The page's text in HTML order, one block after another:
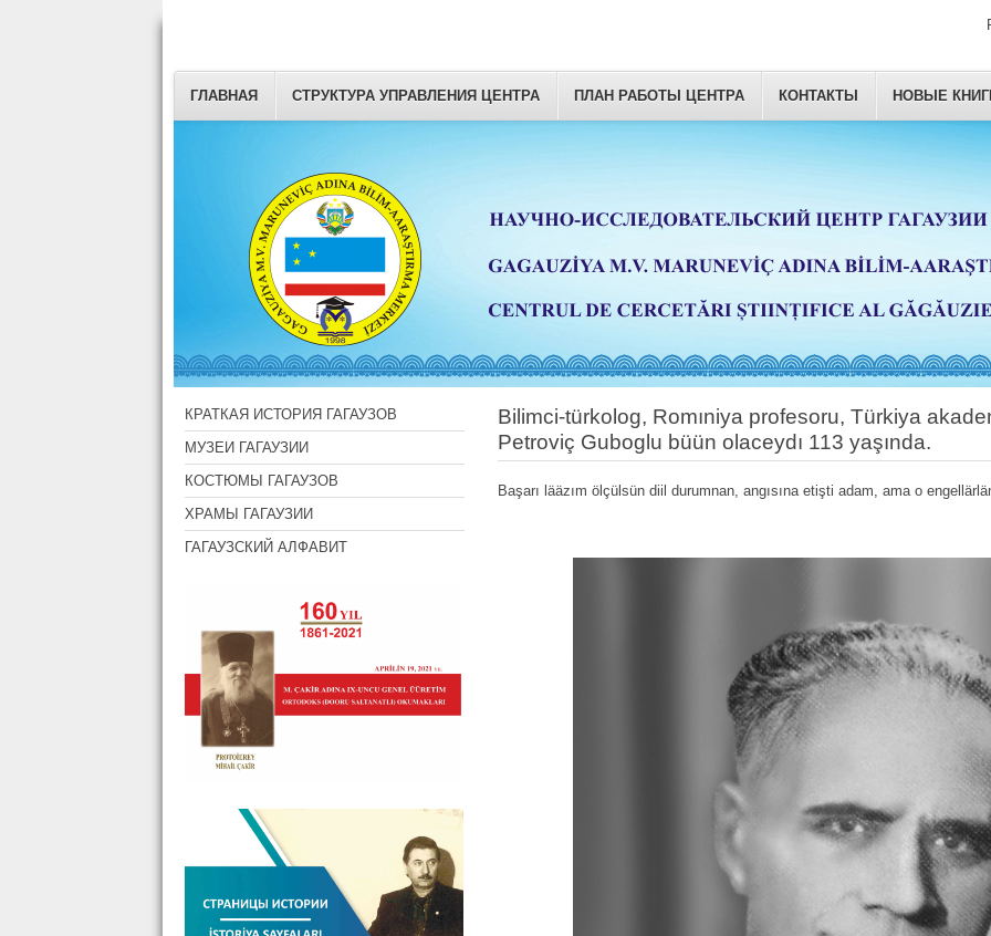
ГЛАВНАЯ СТРУКТУРА УПРАВЛЕНИЯ ЦЕНТРА ПЛАН РАБОТЫ ЦЕНТРА КОНТАКТЫ НОВЫЕ
КРАТКАЯ ИСТОРИЯ ГАГАУЗОВ
МУЗЕИ ГАГАУЗИИ
КОСТЮМЫ ГАГАУЗОВ
ХРАМЫ ГАГАУЗИИ
ГАГАУЗСКИЙ АЛФАВИТ
Bilimci-türkolog, Romıniya profesoru, Türkiya
Petroviç Guboglu büün olaceydı 113 yaşında.
Başarı lääzım ölçülsün diil durumnan, angısına etişti adam, ama o